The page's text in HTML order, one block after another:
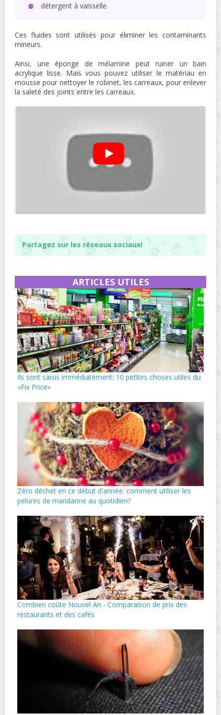
détergent à vaisselle.
Ces fluides sont utilisés pour éliminer les contaminants
mineurs.
Ainsi, une éponge de mélamine peut ruiner un bain
acrylique lisse. Mais vous pouvez utiliser le matériau en
mousse pour nettoyer le robinet, les carreaux, pour enlever
la saleté des joints entre les carreaux.
Partagez sur les réseaux sociaux!
ARTICLES UTILES
Ils sont saisis immédiatement: 10 petites choses utiles du
«Fix Price»
Zéro déchet en ce début d'année: comment utiliser les
pelures de mandarine au quotidien?
Combien coûte Nouvel An - Comparaison de prix des
restaurants et des cafés